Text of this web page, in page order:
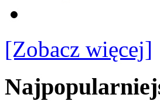
[Zobacz więcej]